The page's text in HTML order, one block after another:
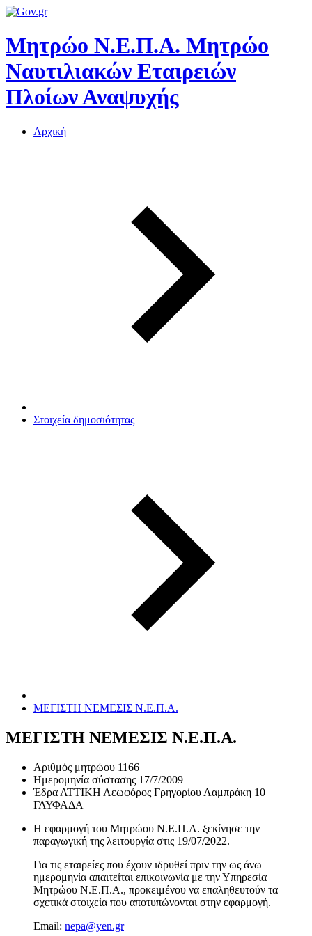
Μητρώο Ν.Ε.Π.Α. Μητρώο
Ναυτιλιακών Εταιρειών
Πλοίων Αναψυχής
Αρχική
Στοιχεία δημοσιότητας
ΜΕΓΙΣΤΗ ΝΕΜΕΣΙΣ Ν.Ε.Π.Α.
ΜΕΓΙΣΤΗ ΝΕΜΕΣΙΣ Ν.Ε.Π.Α.
Αριθμός μητρώου 1166
Ημερομηνία σύστασης 17/7/2009
Έδρα ΑΤΤΙΚΗ Λεωφόρος Γρηγορίου Λαμπράκη 10
ΓΛΥΦΑΔΑ
Η εφαρμογή του Μητρώου Ν.Ε.Π.Α. ξεκίνησε την
παραγωγική της λειτουργία στις 19/07/2022.
Για τις εταιρείες που έχουν ιδρυθεί πριν την ως άνω
ημερομηνία απαιτείται επικοινωνία με την Υπηρεσία
Μητρώου Ν.Ε.Π.Α., προκειμένου να επαληθευτούν τα
σχετικά στοιχεία που αποτυπώνονται στην εφαρμογή.
Email: nepa@yen.gr